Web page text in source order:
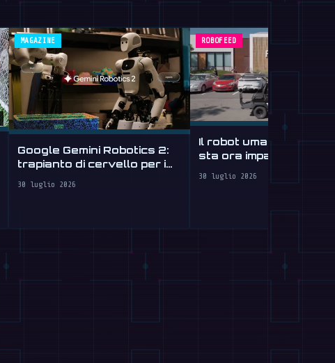
MAGAZINE
Google Gemini Robotics 2:
trapianto di cervello per i
30 luglio 2026
ROBOFEED
Il robot umanoide di
sta ora imparando a
30 luglio 2026